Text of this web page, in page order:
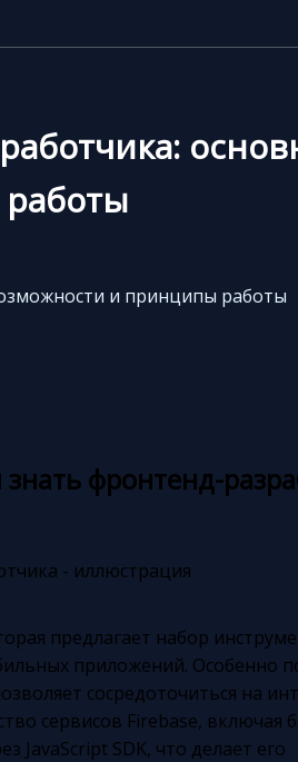
и принципы работы
фронтенд-
предлагает набор
приложений. Особенно
сосредоточиться на
сервисов Firebase, включая
JavaScript SDK, что делает его